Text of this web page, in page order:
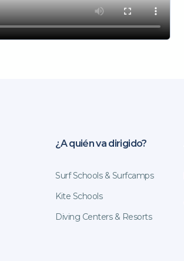
¿A quién va dirigido?
Surf Schools & Surfcamps
Kite Schools
Diving Centers & Resorts